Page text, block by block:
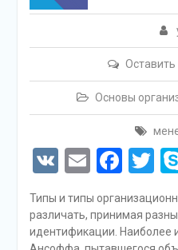
Основы
VKEmail
Типы и типы
различать, принимая
идентификации. Наиболее